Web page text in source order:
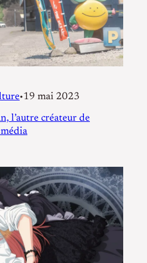
•19 mai 2023
l’autre créateur de